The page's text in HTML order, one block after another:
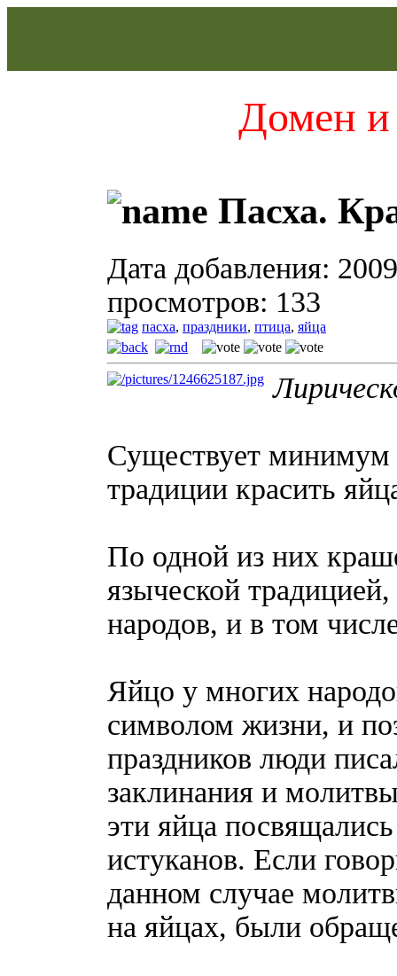
Домен и
Пасха.
Дата добавления:
просмотров: 133
пасха, праздники, птица, яйца
Существует минимум
традиции красить
По одной из них
языческой
народов, и в том
Яйцо у многих
символом жизни, и
праздников люди
заклинания и
эти яйца
истуканов. Если
данном случае
на яйцах, были